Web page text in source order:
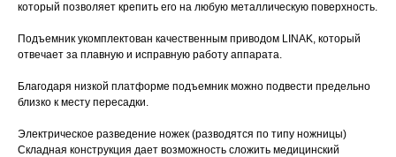
который позволяет крепить его на любую металлическую поверхность.
Подъемник укомплектован качественным приводом LINAK, который
отвечает за плавную и исправную работу аппарата.
Благодаря низкой платформе подъемник можно подвести предельно
близко к месту пересадки.
Электрическое разведение ножек (разводятся по типу ножницы)
Складная конструкция дает возможность сложить медицинский